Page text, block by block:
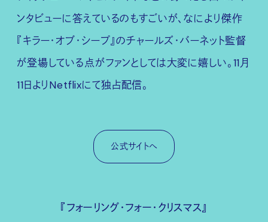
ンタビューに答えているのもすごいが、なにより傑作
『キラー・オブ・シープ』のチャールズ・バーネット監督
が登場している点がファンとしては大変に嬉しい。11月
11日よりNetflixにて独占配信。
公式サイトへ
『フォーリング・フォー・クリスマス』